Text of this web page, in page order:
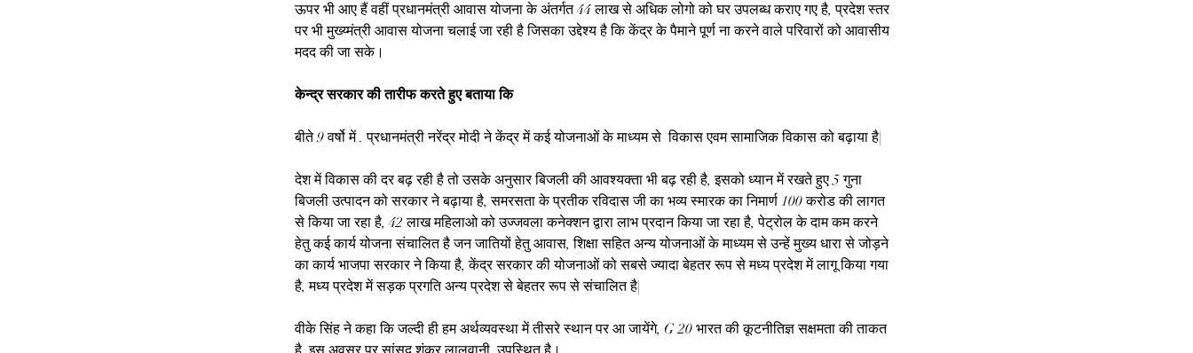
ऊपर भी आए हैं वहीं प्रधानमंत्री आवास योजना के अंतर्गत 44 लाख से अधिक लोगो को घर उपलब्ध कराए गए है, प्रदेश स्तर
पर भी मुख्य्मंत्री आवास योजना चलाई जा रही है जिसका उद्देश्य है कि केंद्र के पैमाने पूर्ण ना करने वाले परिवारों को आवासीय
मदद की जा सके।
केन्द्र सरकार की तारीफ करते हुए बताया कि
बीते 9 वर्षो में . प्रधानमंत्री नरेंद्र मोदी ने केंद्र में कई योजनाओं के माध्यम से  विकास एवम सामाजिक विकास को बढ़ाया है|
देश में विकास की दर बढ़ रही है तो उसके अनुसार बिजली की आवश्यक्ता भी बढ़ रही है, इसको ध्यान में रखते हुए 5 गुना
बिजली उत्पादन को सरकार ने बढ़ाया है, समरसता के प्रतीक रविदास जी का भव्य स्मारक का निमार्ण 100 करोड की लागत
से किया जा रहा है, 42 लाख महिलाओ को उज्जवला कनेक्शन द्वारा लाभ प्रदान किया जा रहा है, पेट्रोल के दाम कम करने
हेतु कई कार्य योजना संचालित है जन जातियों हेतु आवास, शिक्षा सहित अन्य योजनाओं के माध्यम से उन्हें मुख्य धारा से जोड़ने
का कार्य भाजपा सरकार ने किया है, केंद्र सरकार की योजनाओं को सबसे ज्यादा बेहतर रूप से मध्य प्रदेश में लागू किया गया
है, मध्य प्रदेश में सड़क प्रगति अन्य प्रदेश से बेहतर रूप से संचालित है|
वीके सिंह ने कहा कि जल्दी ही हम अर्थव्यवस्था में तीसरे स्थान पर आ जायेंगे, G 20 भारत की कूटनीतिज्ञ सक्षमता की ताकत